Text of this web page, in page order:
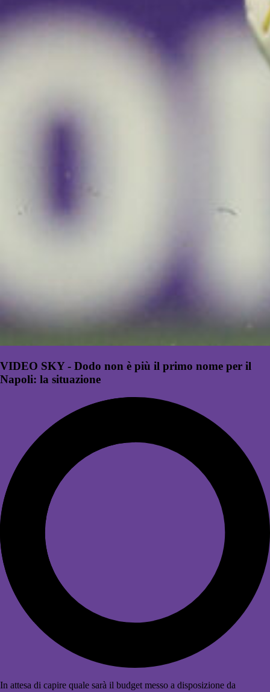
VIDEO SKY - Dodo non è più il primo nome per il
Napoli: la situazione
In attesa di capire quale sarà il budget messo a disposizione da